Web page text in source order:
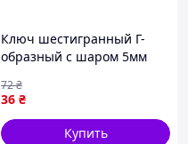
Ключ шестигранный Г-
образный с шаром 5мм
крепежа в
труднодоступных местах
36 ₴
72₴
Купить